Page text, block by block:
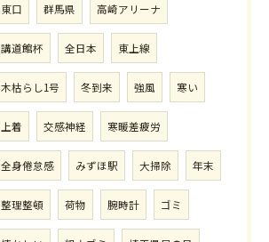
東口 群馬県 高崎アリーナ
講道館杯 全日本 東上線
木枯らし1号 冬到来 強風 寒い
上着 交感神経 寒暖差疲労
全身倦怠感 みずほ駅 大掃除 年末
整理整頓 荷物 腕時計 ゴミ